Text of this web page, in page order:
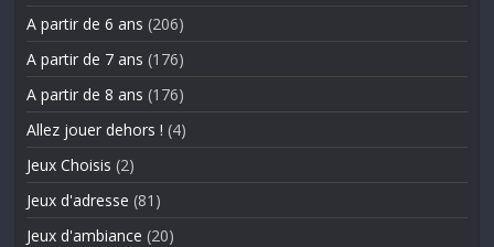
A partir de 6 ans (206)
A partir de 7 ans (176)
A partir de 8 ans (176)
Allez jouer dehors ! (4)
Jeux Choisis (2)
Jeux d'adresse (81)
Jeux d'ambiance (20)